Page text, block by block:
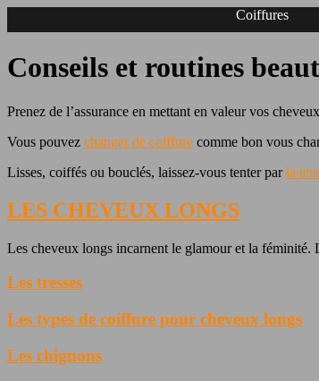
Coiffures
Conseils et routines
Prenez de l’assurance en mettant en valeur vos
Vous pouvez changer de coiffure comme bon vous
Lisses, coiffés ou bouclés, laissez-vous tenter parla
LES CHEVEUX LONGS
Les cheveux longs incarnent le glamour et la féminité.
Les tresses
Les types de coiffure pour cheveux longs
Les chignons